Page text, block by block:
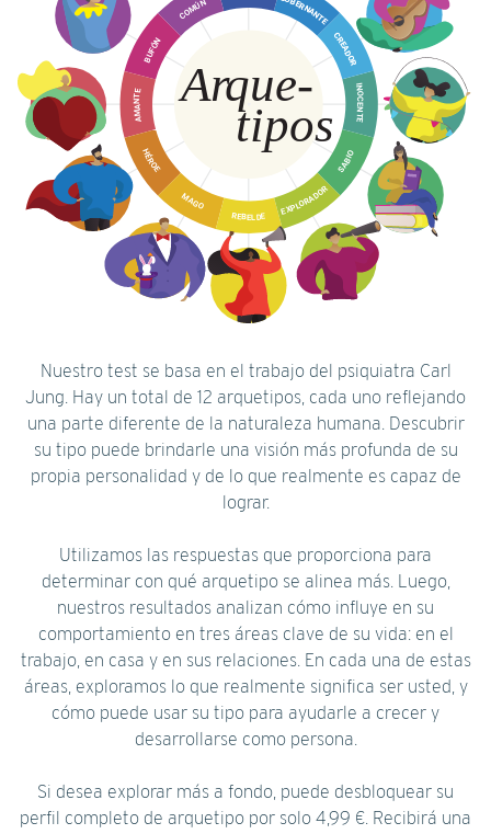
Nuestro test se basa en el trabajo del psiquiatra Carl
Jung. Hay un total de 12 arquetipos, cada uno reflejando
una parte diferente de la naturaleza humana. Descubrir
su tipo puede brindarle una visión más profunda de su
propia personalidad y de lo que realmente es capaz de
lograr.
Utilizamos las respuestas que proporciona para
determinar con qué arquetipo se alinea más. Luego,
nuestros resultados analizan cómo influye en su
comportamiento en tres áreas clave de su vida: en el
trabajo, en casa y en sus relaciones. En cada una de estas
áreas, exploramos lo que realmente significa ser usted, y
cómo puede usar su tipo para ayudarle a crecer y
desarrollarse como persona.
Si desea explorar más a fondo, puede desbloquear su
perfil completo de arquetipo por solo 4,99 €. Recibirá una